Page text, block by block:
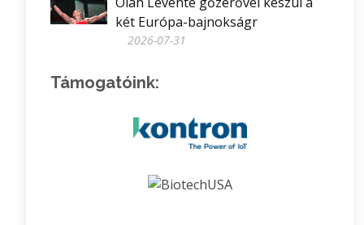
két Európa-bajnokságr
2026-07-31
Támogatóink: